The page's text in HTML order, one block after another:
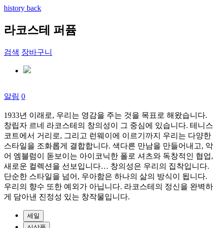
history back
라코스테 퍼퓸
검색 장바구니
알림 0
1933년 이래로, 우리는 영감을 주는 것을 목표로 해왔습니다.
창립자 르네 라코스테의 창의성이 그 중심에 있습니다. 테니스
코트에서 거리로, 그리고 런웨이에 이르기까지 우리는 다양한
스타일을 조화롭게 결합합니다. 색다른 만남을 만들어내고, 악
어 엠블럼이 돋보이는 아이코닉한 폴로 셔츠와 독창적인 협업,
새로운 컬렉션을 선보입니다… 창의성은 우리의 집착입니다.
단순한 스타일을 넘어 , 우아함은 하나의 삶의 방식이 됩니다.
우리의 향수 또한 예외가 아닙니다. 라코스테의 정신을 완벽하
게 담아낸 진정성 있는 창작물입니다.
세일